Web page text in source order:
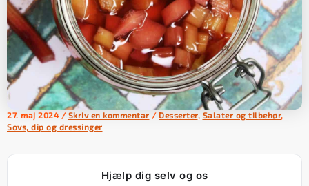
27. maj 2024 / Skriv en kommentar / Desserter, Salater og tilbehør,
Sovs, dip og dressinger
Hjælp dig selv og os